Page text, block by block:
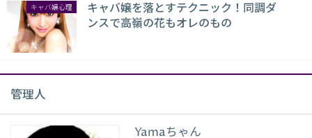
キャバ嬢心理
キャバ嬢を落とすテクニック！同調ダ
ンスで高嶺の花もオレのもの
管理人
Yamaちゃん